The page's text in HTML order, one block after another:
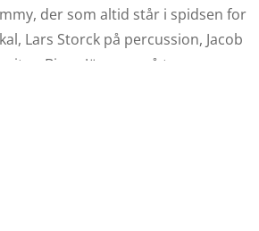
der som altid står i spidsen for
Lars Storck på percussion, Jacob
Bjørn Jönsson på trommer og